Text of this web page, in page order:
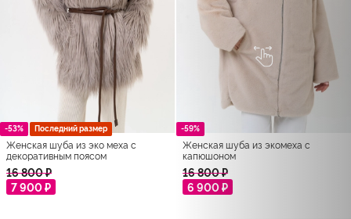
-53% Последний размер
Женская шуба из эко меха с
декоративным поясом
16 800 ₽
7 900 ₽
-59%
Женская шуба из экомеха с
капюшоном
16 800 ₽
6 900 ₽